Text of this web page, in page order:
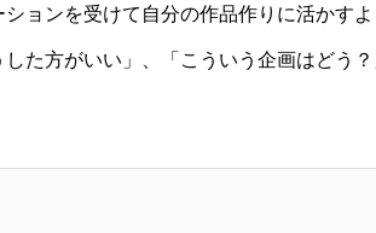
ョンを受けて自分の作品作りに活かす
た方がいい」、「こういう企画はどう